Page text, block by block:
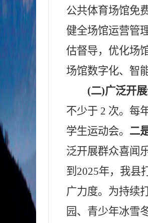
公共体育场馆免
健全场馆运营管
估督导，优化场
场馆数字化、智
(二)广泛开
不少于 2 次。每
学生运动会。 二
泛开展群众喜闻
到2025年，我县
广力度。为持续
园、青少年冰雪